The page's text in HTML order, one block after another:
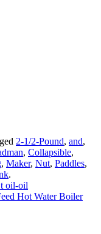
2-1/2-Pound, and,
, Collapsible,
, Maker, Nut, Paddles,
.
oil-oil
Hot Water Boiler